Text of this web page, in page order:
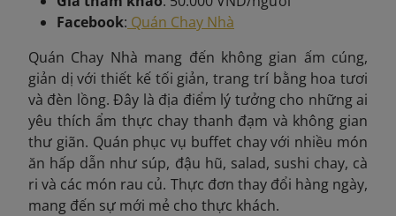
Facebook: Quán Chay Nhà
Quán Chay Nhà mang đến không gian ấm cúng,
giản dị với thiết kế tối giản, trang trí bằng hoa tươi
và đèn lồng. Đây là địa điểm lý tưởng cho những ai
yêu thích ẩm thực chay thanh đạm và không gian
thư giãn. Quán phục vụ buffet chay với nhiều món
ăn hấp dẫn như súp, đậu hũ, salad, sushi chay, cà
ri và các món rau củ. Thực đơn thay đổi hàng ngày,
mang đến sự mới mẻ cho thực khách.